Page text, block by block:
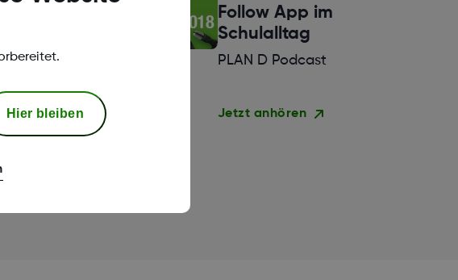
Nico
Follow App im
Schulalltag
PLAN D Podcast
Jetzt anhören
Hier bleiben